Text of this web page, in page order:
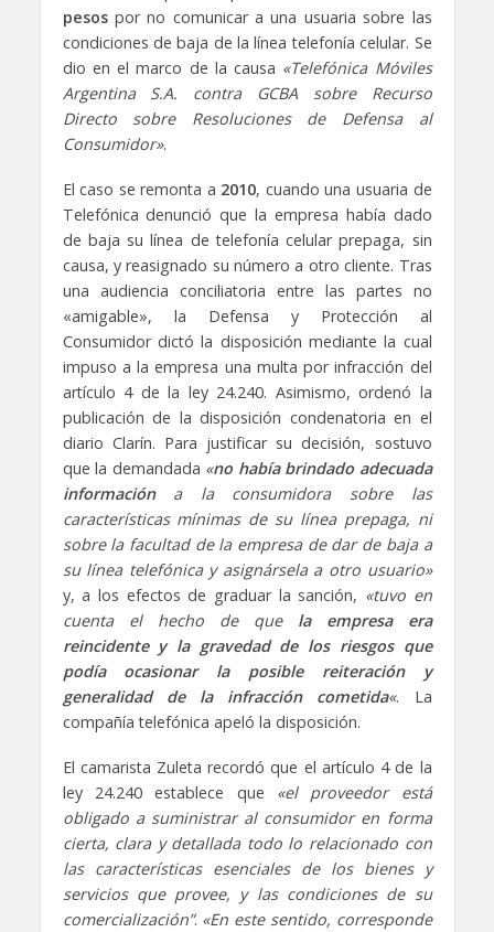
pesospor no comunicar a una usuaria sobre las
condiciones de baja de la línea telefonía celular. Se
dio en el marco de la causa «Telefónica Móviles
Argentina S.A. contra GCBA sobre Recurso
Directo sobre Resoluciones de Defensa al
Consumidor».
El caso se remonta a 2010, cuando una usuaria de
Telefónica denunció que la empresa había dado
de baja su línea de telefonía celular prepaga, sin
causa, y reasignado su número a otro cliente. Tras
una audiencia conciliatoria entre las partes no
«amigable», la Defensa y Protección al
Consumidor dictó la disposición mediante la cual
impuso a la empresa una multa por infracción del
artículo 4 de la ley 24.240. Asimismo, ordenó la
publicación de la disposición condenatoria en el
diario Clarín. Para justificar su decisión, sostuvo
que la demandada «no había brindado adecuada
informacióna la consumidora sobre las
características mínimas de su línea prepaga, ni
sobre la facultad de la empresa de dar de baja a
su línea telefónica y asignársela a otro usuario»
y, a los efectos de graduar la sanción, «tuvo en
cuenta el hecho de que la empresa era
reincidente y la gravedad de los riesgos que
podía ocasionar la posible reiteración y
generalidad de la infracción cometida«. La
compañía telefónica apeló la disposición.
El camarista Zuleta recordó que el artículo 4 de la
ley 24.240 establece que «el proveedor está
obligado a suministrar al consumidor en forma
cierta, clara y detallada todo lo relacionado con
las características esenciales de los bienes y
servicios que provee, y las condiciones de su
comercialización”. «En este sentido, corresponde